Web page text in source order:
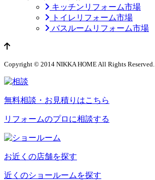
キッチンリフォーム市場
トイレリフォーム市場
バスルームリフォーム市場
ページのトップへ
Copyright © 2014 NIKKA HOME All Rights Reserved.
無料相談・お見積りはこちら
リフォームのプロに相談する
お近くの店舗を探す
近くのショールームを探す